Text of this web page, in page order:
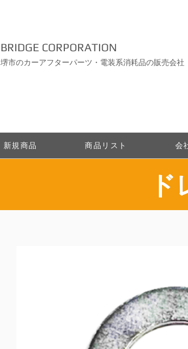
BRIDGE CORPORATION
堺市のカーアフターパーツ・電装系消耗品の販売会社
新規商品 商品リスト 会